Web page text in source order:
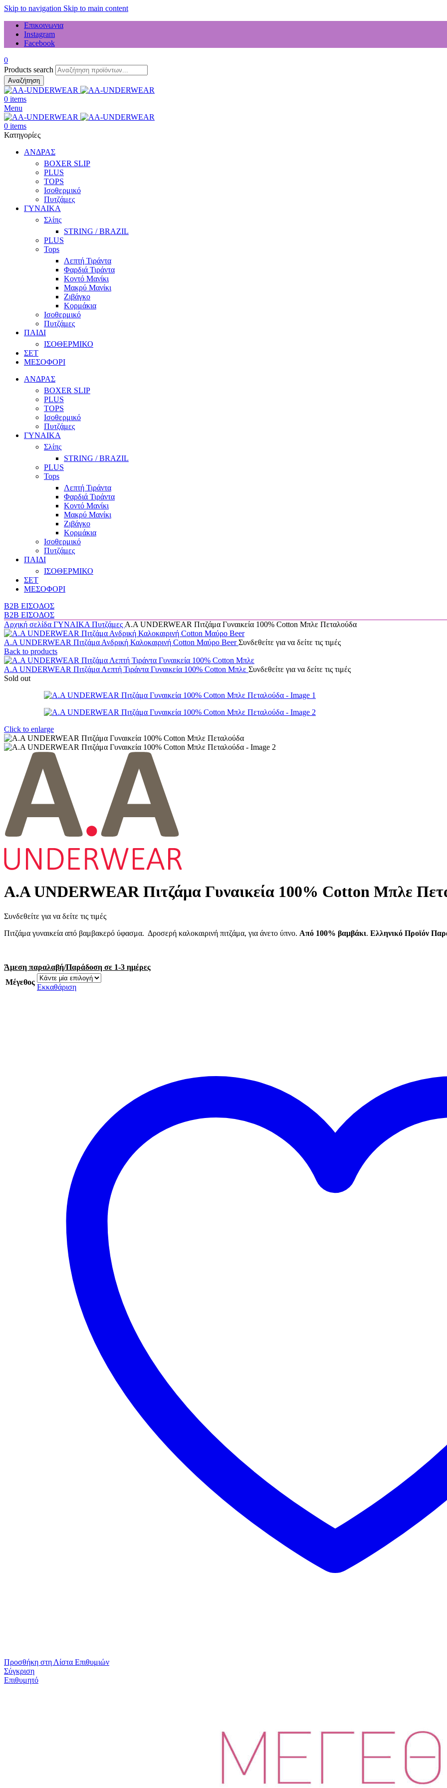
Skip to navigation Skip to main content
Επικοινωνια
Instagram
Facebook
0
Products search
Αναζήτηση
0 items
Menu
0 items
Κατηγορίες
ΑΝΔΡΑΣ
BOXER SLIP
PLUS
TOPS
Ισοθερμικό
Πυτζάμες
ΓΥΝΑΙΚΑ
Σλίπς
STRING / BRAZIL
PLUS
Tops
Λεπτή Τιράντα
Φαρδιά Τιράντα
Κοντό Μανίκι
Μακρύ Μανίκι
Ζιβάγκο
Κορμάκια
Ισοθερμικό
Πυτζάμες
ΠΑΙΔΙ
ΙΣΟΘΕΡΜΙΚΟ
ΣΕΤ
ΜΕΣΟΦΟΡΙ
ΑΝΔΡΑΣ
BOXER SLIP
PLUS
TOPS
Ισοθερμικό
Πυτζάμες
ΓΥΝΑΙΚΑ
Σλίπς
STRING / BRAZIL
PLUS
Tops
Λεπτή Τιράντα
Φαρδιά Τιράντα
Κοντό Μανίκι
Μακρύ Μανίκι
Ζιβάγκο
Κορμάκια
Ισοθερμικό
Πυτζάμες
ΠΑΙΔΙ
ΙΣΟΘΕΡΜΙΚΟ
ΣΕΤ
ΜΕΣΟΦΟΡΙ
B2B ΕΙΣΟΔΟΣ
B2B ΕΙΣΟΔΟΣ
Αρχική σελίδα ΓΥΝΑΙΚΑ Πυτζάμες A.A UNDERWEAR Πιτζάμα Γυναικεία 100% Cotton Μπλε Πεταλούδα
Α.A UNDERWEAR Πιτζάμα Ανδρική Καλοκαιρινή Cotton Μαύρο BeerΣυνδεθείτε για να δείτε τις τιμές
Back to products
A.A UNDERWEAR Πιτζάμα Λεπτή Τιράντα Γυναικεία 100% Cotton Μπλε Συνδεθείτε για να δείτε τις τιμές
Sold out
Click to enlarge
A.A UNDERWEAR Πιτζάμα Γυναικεία 100% Cotton Μπλε
Συνδεθείτε για να δείτε τις τιμές
Πιτζάμα γυναικεία από βαμβακερό ύφασμα. Δροσερή καλοκαιρινή πιτζάμα, για άνετο ύπνο. Από 100% βαμβάκι. Ελληνικό Προϊόν
Άμεση παραλαβή/Παράδοση σε 1-3 ημέρες
Μέγεθος
Εκκαθάριση
Προσθήκη στη Λίστα Επιθυμιών
Σύγκριση
Επιθυμητό